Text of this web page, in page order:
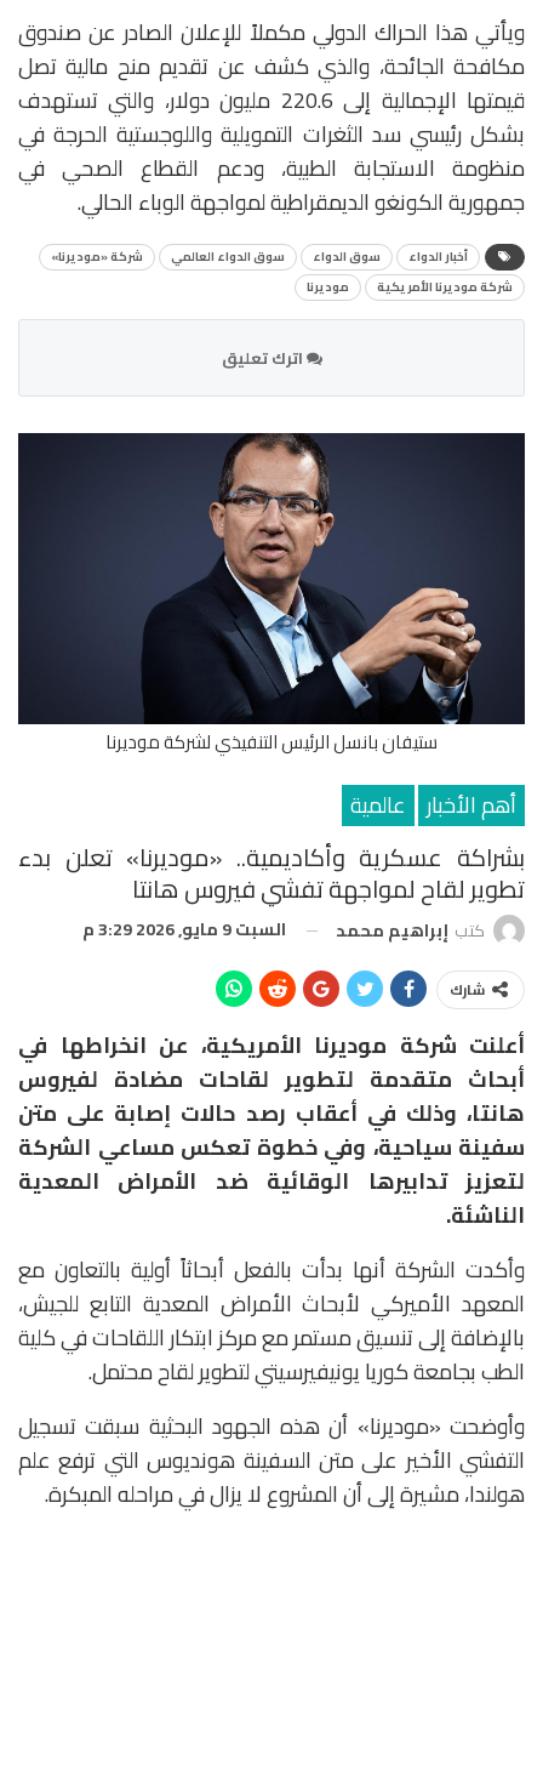
ويأتي هذا الحراك الدولي مكملاً للإعلان الصادر عن صندوق
مكافحة الجائحة، والذي كشف عن تقديم منح مالية تصل
قيمتها الإجمالية إلى 220.6 مليون دولار، والتي تستهدف
بشكل رئيسي سد الثغرات التمويلية واللوجستية الحرجة في
منظومة الاستجابة الطبية، ودعم القطاع الصحي في
جمهورية الكونغو الديمقراطية لمواجهة الوباء الحالي.
أخبار الدواء سوق الدواء سوق الدواء العالمي
شركة «موديرنا»
شركة موديرنا الأمريكية
موديرنا
اترك تعليق
ستيفان بانسل الرئيس التنفيذي لشركة موديرنا
أهم الأخبار عالمية
بشراكة عسكرية وأكاديمية.. «موديرنا» تعلن بدء
تطوير لقاح لمواجهة تفشي فيروس هانتا
كتب إبراهيم محمد السبت 9 مايو, 2026 3:29 م
شارك
أعلنت شركة موديرنا الأمريكية، عن انخراطها في
أبحاث متقدمة لتطوير لقاحات مضادة لفيروس
هانتا، وذلك في أعقاب رصد حالات إصابة على متن
سفينة سياحية، وفي خطوة تعكس مساعي الشركة
لتعزيز تدابيرها الوقائية ضد الأمراض المعدية
الناشئة.
وأكدت الشركة أنها بدأت بالفعل أبحاثاً أولية بالتعاون مع
المعهد الأميركي لأبحاث الأمراض المعدية التابع للجيش،
بالإضافة إلى تنسيق مستمر مع مركز ابتكار اللقاحات في كلية
الطب بجامعة كوريا يونيفيرسيتي لتطوير لقاح محتمل.
وأوضحت «موديرنا» أن هذه الجهود البحثية سبقت تسجيل
التفشي الأخير على متن السفينة هونديوس التي ترفع علم
هولندا، مشيرة إلى أن المشروع لا يزال في مراحله المبكرة.